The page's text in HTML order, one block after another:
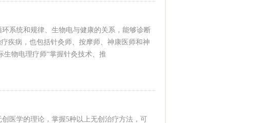
系统和规律、生物电与健康的关系，能够诊断
疾病，也包括针灸师、按摩师、神康医师和神
生物电理疗师“掌握针灸技术、推
医学的理论，掌握5种以上无创治疗方法，可